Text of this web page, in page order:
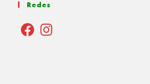
Redes